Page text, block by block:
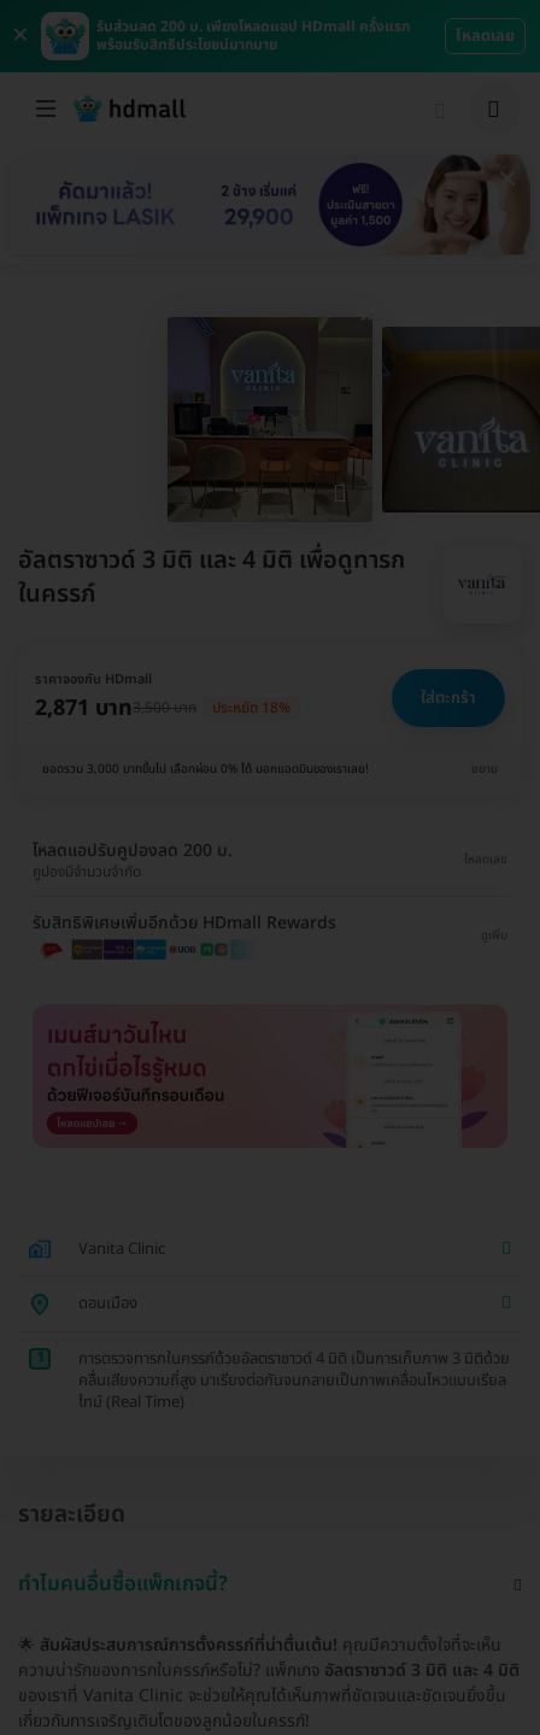
×
รับส่วนลด 200 บ. เพียงโหลดแอป HDmall ครั้งแรก
พร้อมรับสิทธิประโยชน์มากมาย
โหลดเลย
อัลตราซาวด์ 3 มิติ และ 4 มิติ เพื่อดูทารก
ในครรภ์
ราคาจองกับ HDmall
2,871 บาท3,500 บาท ประหยัด 18% ใส่ตะกร้า
ยอดรวม 3,000 บาทขึ้นไป เลือกผ่อน 0% ได้ บอกแอดมินของเราเลย! ขยาย
โหลดแอปรับคูปองลด 200 บ.
คูปองมีจำนวนจำกัด
โหลดเลย
รับสิทธิพิเศษเพิ่มอีกด้วย HDmall Rewards
ดูเพิ่ม
Vanita Clinic
ดอนเมือง
1
การตรวจทารกในครรภ์ด้วยอัลตราซาวด์ 4 มิติ เป็นการเก็บภาพ 3 มิติด้วย
คลื่นเสียงความถี่สูง มาเรียงต่อกันจนกลายเป็นภาพเคลื่อนไหวแบบเรียล
ไทม์ (Real Time)
รายละเอียด
ทำไมคนอื่นซื้อแพ็กเกจนี้?
🌟 สัมผัสประสบการณ์การตั้งครรภ์ที่น่าตื่นเต้น! คุณมีความตั้งใจที่จะเห็น
ความน่ารักของทารกในครรภ์หรือไม่? แพ็กเกจ อัลตราซาวด์ 3 มิติ และ 4 มิติ
ของเราที่ Vanita Clinic จะช่วยให้คุณได้เห็นภาพที่ชัดเจนและชัดเจนยิ่งขึ้น
เกี่ยวกับการเจริญเติบโตของลูกน้อยในครรภ์!